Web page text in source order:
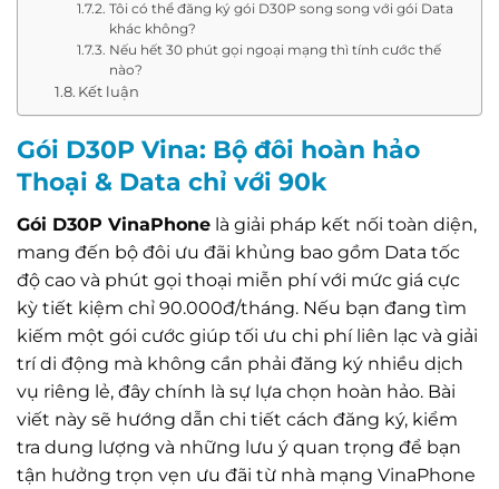
Tôi có thể đăng ký gói D30P song song với gói Data
khác không?
Nếu hết 30 phút gọi ngoại mạng thì tính cước thế
nào?
Kết luận
Gói D30P Vina: Bộ đôi hoàn hảo
Thoại & Data chỉ với 90k
Gói D30P VinaPhone là giải pháp kết nối toàn diện,
mang đến bộ đôi ưu đãi khủng bao gồm Data tốc
độ cao và phút gọi thoại miễn phí với mức giá cực
kỳ tiết kiệm chỉ 90.000đ/tháng. Nếu bạn đang tìm
kiếm một gói cước giúp tối ưu chi phí liên lạc và giải
trí di động mà không cần phải đăng ký nhiều dịch
vụ riêng lẻ, đây chính là sự lựa chọn hoàn hảo. Bài
viết này sẽ hướng dẫn chi tiết cách đăng ký, kiểm
tra dung lượng và những lưu ý quan trọng để bạn
tận hưởng trọn vẹn ưu đãi từ nhà mạng VinaPhone